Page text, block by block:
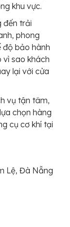
khu vực.
đến trải
phong
độ bảo hành
vì sao khách
lại với cửa
vụ tận tâm,
chọn hàng
cụ cơ khí tại
Lệ, Đà Nẵng